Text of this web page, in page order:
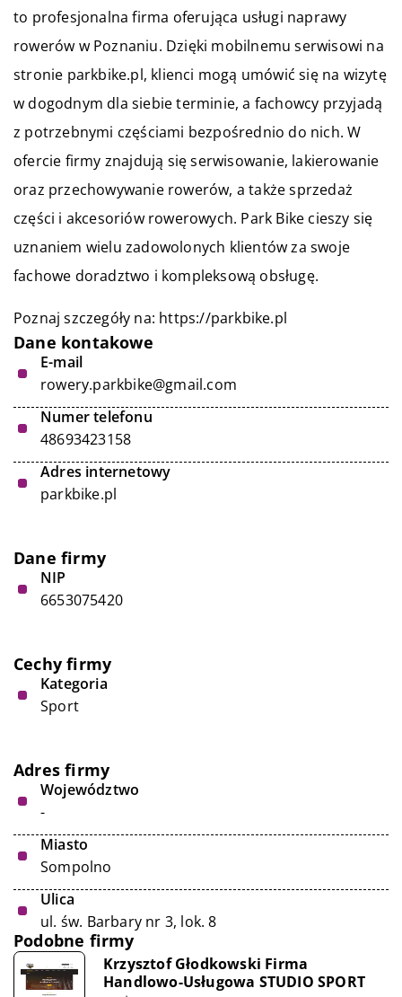
to profesjonalna firma oferująca usługi naprawy
rowerów w Poznaniu. Dzięki mobilnemu serwisowi na
stronie parkbike.pl, klienci mogą umówić się na wizytę
w dogodnym dla siebie terminie, a fachowcy przyjadą
z potrzebnymi częściami bezpośrednio do nich. W
ofercie firmy znajdują się serwisowanie, lakierowanie
oraz przechowywanie rowerów, a także sprzedaż
części i akcesoriów rowerowych. Park Bike cieszy się
uznaniem wielu zadowolonych klientów za swoje
fachowe doradztwo i kompleksową obsługę.
Poznaj szczegóły na: https://parkbike.pl
Dane kontakowe
E-mail
rowery.parkbike@gmail.com
Numer telefonu
48693423158
Adres internetowy
parkbike.pl
Dane firmy
NIP
6653075420
Cechy firmy
Kategoria
Sport
Adres firmy
Województwo
-
Miasto
Sompolno
Ulica
ul. św. Barbary nr 3, lok. 8
Podobne firmy
Krzysztof Głodkowski Firma
Handlowo-Usługowa STUDIO SPORT